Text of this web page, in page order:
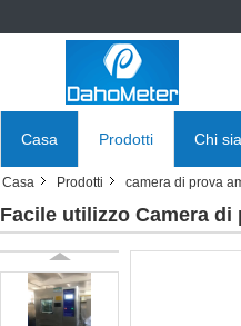
Casa Prodotti Chi
Casa Prodotti camera di prova
Facile utilizzo Camera